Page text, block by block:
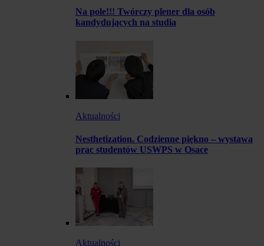
Na pole!!! Twórczy plener dla osób
kandydujących na studia
Aktualności
Nesthetization. Codzienne piękno – wystawa
prac studentów USWPS w Osace
Aktualności